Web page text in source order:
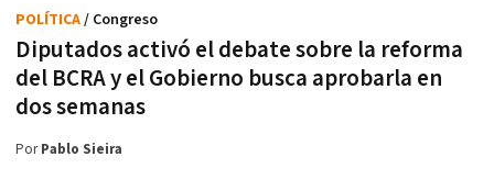
Diputados activó el debate sobre la reforma
del BCRA y el Gobierno busca aprobarla en
dos semanas
POLÍTICA/ Congreso
PorPablo Sieira